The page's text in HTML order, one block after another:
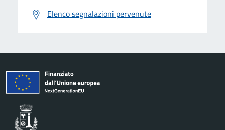
Elenco segnalazioni pervenute